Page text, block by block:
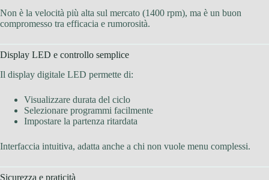
Non è la velocità più alta sul mercato (1400 rpm), ma è un buon
compromesso tra efficacia e rumorosità.
Display LED e controllo semplice
Il display digitale LED permette di:
Visualizzare durata del ciclo
Selezionare programmi facilmente
Impostare la partenza ritardata
Interfaccia intuitiva, adatta anche a chi non vuole menu complessi.
Sicurezza e praticità